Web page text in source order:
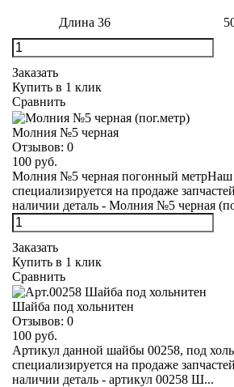
Длина 36
Заказать
Купить в 1 клик
Сравнить
Молния №5 черная
Отзывов: 0
100 руб.
Молния №5 черная погонный метрНаш
специализируется на продаже
наличии деталь - Молния №5 черная
Заказать
Купить в 1 клик
Сравнить
Шайба под хольнитен
Отзывов: 0
100 руб.
Артикул данной шайбы 00258, под
специализируется на продаже
наличии деталь - артикул 00258 Ш...